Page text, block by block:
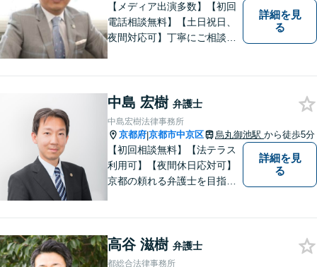
【メディア出演多数】【初回
電話相談無料】【土日祝日、
夜間対応可】丁寧にご相談を
格を徹底的に守ります！
詳細を見
る
中島 宏樹 弁護士
中島宏樹法律事務所
京都府|京都市中京区 烏丸御池駅 から徒歩5分
【初回相談無料】【法テラス
利用可】【夜間休日応対可】
京都の頼れる弁護士を目指し
ます。
詳細を見
る
高谷 滋樹 弁護士
都総合法律事務所